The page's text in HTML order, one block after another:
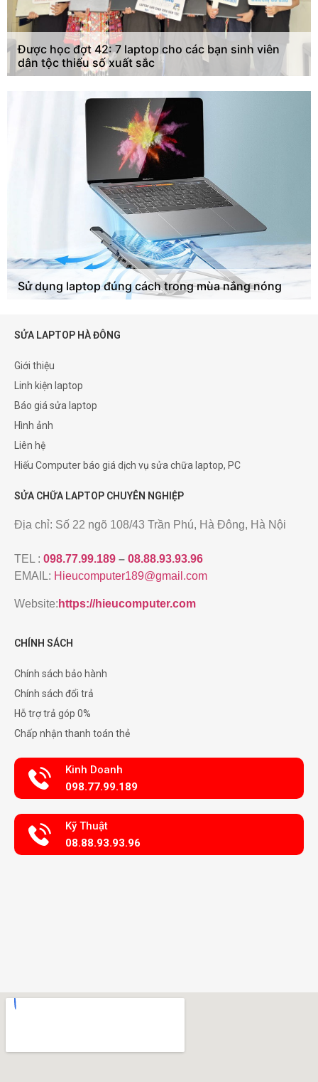
Được học đợt 42: 7 laptop cho các bạn sinh viên
dân tộc thiểu số xuất sắc
Sử dụng laptop đúng cách trong mùa nắng nóng
SỬA LAPTOP HÀ ĐÔNG
Giới thiệu
Linh kiện laptop
Báo giá sửa laptop
Hình ảnh
Liên hệ
Hiếu Computer báo giá dịch vụ sửa chữa laptop, PC
SỬA CHỮA LAPTOP CHUYÊN NGHIỆP
Địa chỉ: Số 22 ngõ 108/43 Trần Phú, Hà Đông, Hà Nội
TEL : 098.77.99.189 – 08.88.93.93.96
EMAIL: Hieucomputer189@gmail.com
Website: https://hieucomputer.com
CHÍNH SÁCH
Chính sách bảo hành
Chính sách đổi trả
Hỗ trợ trả góp 0%
Chấp nhận thanh toán thẻ
Kinh Doanh
098.77.99.189
Kỹ Thuật
08.88.93.93.96